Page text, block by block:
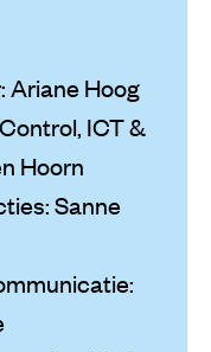
Hoog
ICT &
Hoorn
Sanne